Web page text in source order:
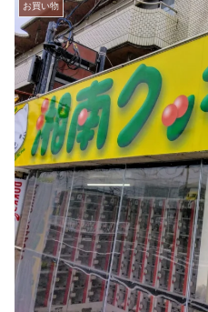
お買い物